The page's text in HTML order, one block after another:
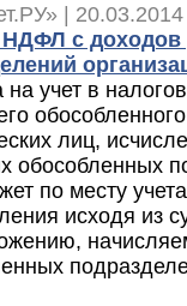
|
с доходов
учет в
лиц,
обособленных
по месту
исходя из